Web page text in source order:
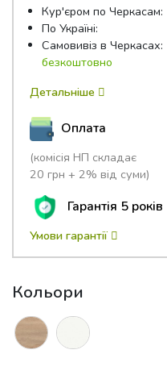
Кур'єром по Черкасам:
По Україні:
Самовивіз в Черкасах:
безкоштовно
Детальніше
Оплата
(комісія НП складає
20 грн + 2% від суми)
Гарантія 5 років
Умови гарантії
Кольори